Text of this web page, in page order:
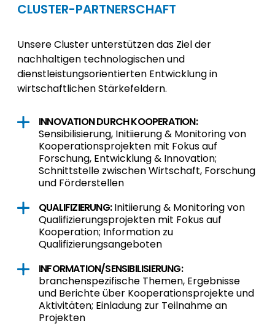
CLUSTER-PARTNERSCHAFT
Unsere Cluster unterstützen das Ziel der
nachhaltigen technologischen und
dienstleistungsorientierten Entwicklung in
wirtschaftlichen Stärkefeldern.
INNOVATION DURCH KOOPERATION:
Sensibilisierung, Initiierung & Monitoring von
Kooperationsprojekten mit Fokus auf
Forschung, Entwicklung & Innovation;
Schnittstelle zwischen Wirtschaft, Forschung
und Förderstellen
QUALIFIZIERUNG:Initiierung & Monitoring von
Qualifizierungsprojekten mit Fokus auf
Kooperation; Information zu
Qualifizierungsangeboten
INFORMATION/SENSIBILISIERUNG:
branchenspezifische Themen, Ergebnisse
und Berichte über Kooperationsprojekte und
Aktivitäten; Einladung zur Teilnahme an
Projekten